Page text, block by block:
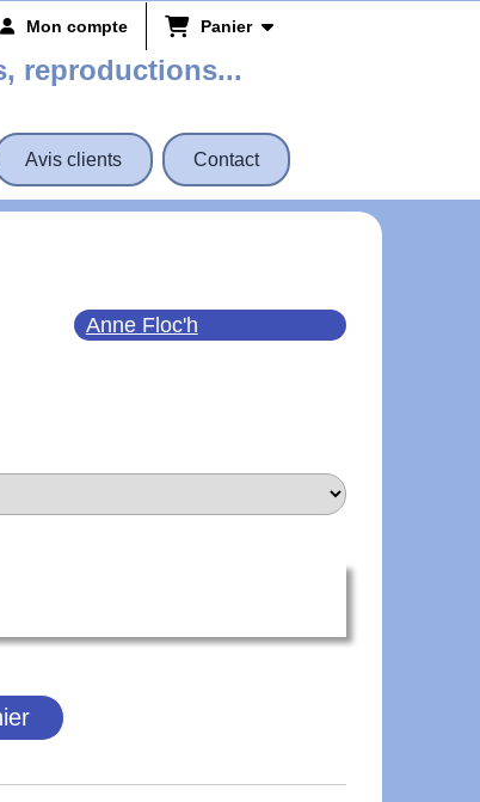
reproductions...
Mon compte Panier
Avis clients Contact
Anne Floc'h